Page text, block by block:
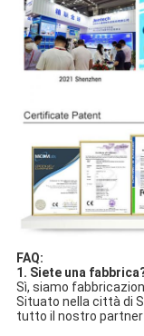
FAQ:
1. Siete una
Sì, siamo
Situato nella città di
tutto il nostro partner